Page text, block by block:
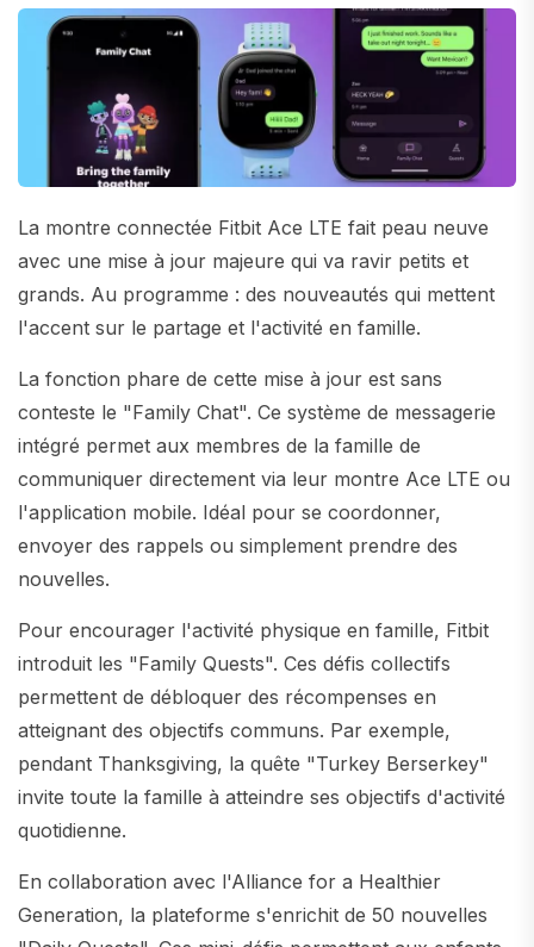
La montre connectée Fitbit Ace LTE fait peau neuve
avec une mise à jour majeure qui va ravir petits et
grands. Au programme : des nouveautés qui mettent
l'accent sur le partage et l'activité en famille.
La fonction phare de cette mise à jour est sans
conteste le "Family Chat". Ce système de messagerie
intégré permet aux membres de la famille de
communiquer directement via leur montre Ace LTE ou
l'application mobile. Idéal pour se coordonner,
envoyer des rappels ou simplement prendre des
nouvelles.
Pour encourager l'activité physique en famille, Fitbit
introduit les "Family Quests". Ces défis collectifs
permettent de débloquer des récompenses en
atteignant des objectifs communs. Par exemple,
pendant Thanksgiving, la quête "Turkey Berserkey"
invite toute la famille à atteindre ses objectifs d'activité
quotidienne.
En collaboration avec l'Alliance for a Healthier
Generation, la plateforme s'enrichit de 50 nouvelles